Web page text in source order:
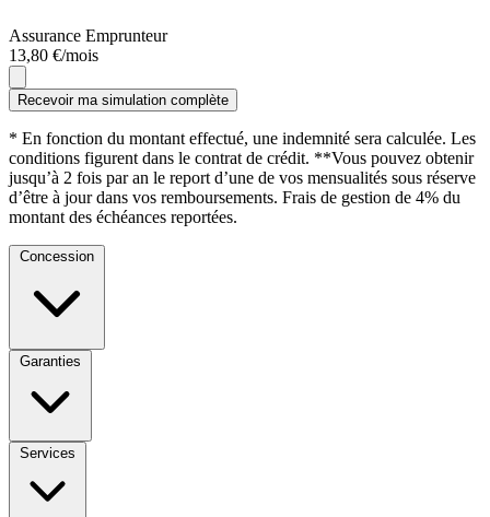
Assurance Emprunteur
13,80 €/mois
Recevoir ma simulation complète
* En fonction du montant effectué, une indemnité sera calculée. Les
conditions figurent dans le contrat de crédit. **Vous pouvez obtenir
jusqu’à 2 fois par an le report d’une de vos mensualités sous réserve
d’être à jour dans vos remboursements. Frais de gestion de 4% du
montant des échéances reportées.
Concession
Garanties
Services